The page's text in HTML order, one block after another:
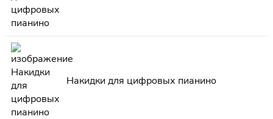
Накидки для цифровых пианино